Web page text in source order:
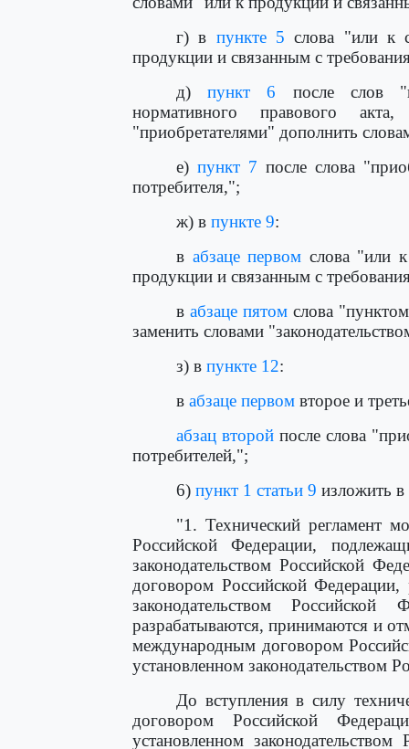
г) в пункте 5 слова "или к
продукции и связанным с
д)пункт 6 после слов
нормативного правового
"приобретателями" дополнить
е) пункт 7 после слова
потребителя,";
ж) в пункте 9:
в абзаце первом слова "или
продукции и связанным с
вабзаце пятом слова
заменить словами
з) в пункте 12:
в абзаце первом второе и
абзац второй после слова
потребителей,";
6) пункт 1 статьи 9 изложить
"1. Технический регламент
Российской Федерации,
законодательством Российской
договором Российской
законодательством Российской
разрабатываются, принимаются и
международным договором
установленном законодательством
До вступления в силу
договором Российской
установленном